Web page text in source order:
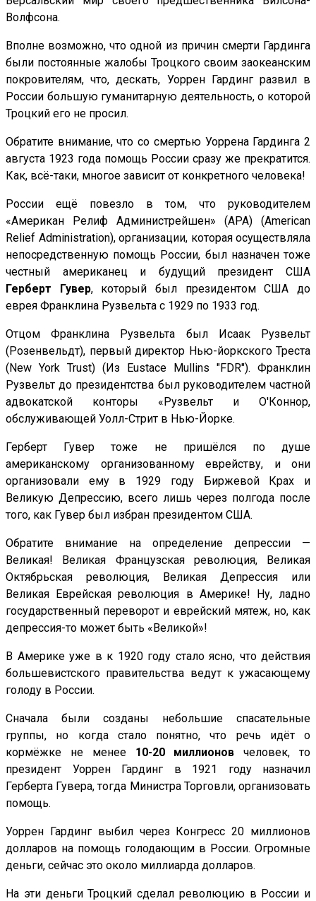
Волфсона.
Вполне возможно, что одной из причин смерти Гардинга
были постоянные жалобы Троцкого своим заокеанским
покровителям, что, дескать, Уоррен Гардинг развил в
России большую гуманитарную деятельность, о которой
Троцкий его не просил.
Обратите внимание, что со смертью Уоррена Гардинга 2
августа 1923 года помощь России сразу же прекратится.
Как, всё-таки, многое зависит от конкретного человека!
России ещё повезло в том, что руководителем
«Американ Релиф Администрейшен» (АРА) (American
Relief Administration), организации, которая осуществляла
непосредственную помощь России, был назначен тоже
честный американец и будущий президент США
Герберт Гувер, который был президентом США до
еврея Франклина Рузвельта с 1929 по 1933 год.
Отцом Франклина Рузвельта был Исаак Рузвельт
(Розенвельдт), первый директор Нью-йоркского Треста
(New York Trust) (Из Eustace Mullins "FDR"). Франклин
Рузвельт до президентства был руководителем частной
адвокатской конторы «Рузвельт и О'Коннор,
обслуживающей Уолл-Стрит в Нью-Йорке.
Герберт Гувер тоже не пришёлся по душе
американскому организованному еврейству, и они
организовали ему в 1929 году Биржевой Крах и
Великую Депрессию, всего лишь через полгода после
того, как Гувер был избран президентом США.
Обратите внимание на определение депрессии —
Великая! Великая Французская революция, Великая
Октябрьская революция, Великая Депрессия или
Великая Еврейская революция в Америке! Ну, ладно
государственный переворот и еврейский мятеж, но, как
депрессия-то может быть «Великой»!
В Америке уже в к 1920 году стало ясно, что действия
большевистского правительства ведут к ужасающему
голоду в России.
Сначала были созданы небольшие спасательные
группы, но когда стало понятно, что речь идёт о
кормёжке не менее 10-20 миллионов человек, то
президент Уоррен Гардинг в 1921 году назначил
Герберта Гувера, тогда Министра Торговли, организовать
помощь.
Уоррен Гардинг выбил через Конгресс 20 миллионов
долларов на помощь голодающим в России. Огромные
деньги, сейчас это около миллиарда долларов.
На эти деньги Троцкий сделал революцию в России и